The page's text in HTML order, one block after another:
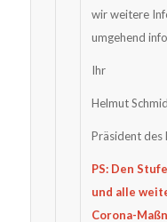
wir weitere
umgehend
Ihr
Helmut
Präsident des
PS: Den
und alle
Corona-